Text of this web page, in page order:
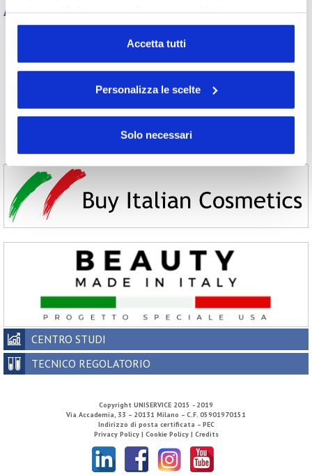
o profilazione viene utilizzato. Cliccando su
“Personalizza le scelte” è possibile esprimere la propria
volontà in relazione a ciascuna categoria di cookie del
Accetta tutti
Personalizza le scelte
Solo necessari
Archivio
2022
2021 2020
2019
2017 2016
CENTRO STUDI
TECNICO REGOLATORIO
Copyright UNISERVICE 2015 - 2019
Via Accademia, 33 – 20131 Milano – C.F. 05901970151
Indirizzo di posta certificata – PEC
Privacy Policy | Cookie Policy | Credits